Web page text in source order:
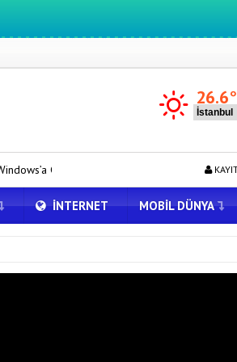
26.6
Tesla için Grok Türkiye’de! Model Y’de
İNTERNET MOBIL DÜNYA